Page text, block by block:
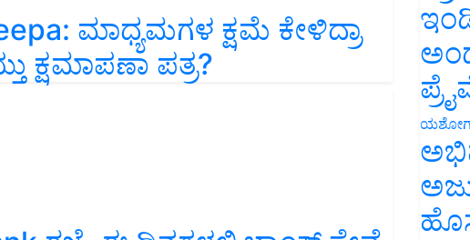
ಮಾಧ್ಯಮಗಳ ಕ್ಷಮೆ ಕೇಳಿದ್ರಾ
ಕ್ಷಮಾಪಣಾ ಪತ್ರ?
ರಜೆ..ಈ ದಿನಗಳಲ್ಲಿ ಬ್ಯಾಂಕ್‌ ಸೇವೆ